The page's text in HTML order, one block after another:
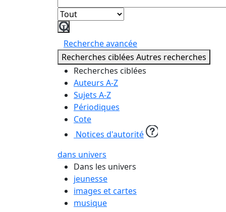
Lancer
la
recherche
Recherche avancée
Recherches ciblées Autres recherches
Recherches ciblées
Auteurs A-Z
Sujets A-Z
Périodiques
Cote
Notices d'autorité
dans univers
Dans les univers
jeunesse
images et cartes
musique